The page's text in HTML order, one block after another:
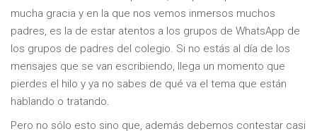
mucha gracia y en la que nos vemos inmersos muchos
padres, es la de estar atentos a los grupos de WhatsApp de
los grupos de padres del colegio. Si no estás al día de los
mensajes que se van escribiendo, llega un momento que
pierdes el hilo y ya no sabes de qué va el tema que están
hablando o tratando.
Pero no sólo esto sino que, además debemos contestar casi